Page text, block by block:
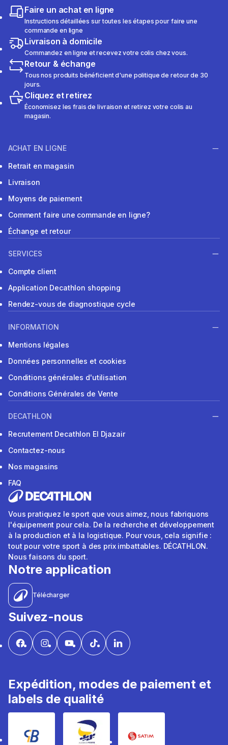
Faire un achat en ligne
Instructions détaillées sur toutes les étapes pour faire une
commande en ligne
Livraison à domicile
Commandez en ligne et recevez votre colis chez vous.
Retour & échange
Tous nos produits bénéficient d'une politique de retour de 30
jours.
Cliquez et retirez
Économisez les frais de livraison et retirez votre colis au
magasin.
ACHAT EN LIGNE
Retrait en magasin
Livraison
Moyens de paiement
Comment faire une commande en ligne?
Échange et retour
SERVICES
Compte client
Application Decathlon shopping
Rendez-vous de diagnostique cycle
INFORMATION
Mentions légales
Données personnelles et cookies
Conditions générales d'utilisation
Conditions Générales de Vente
DECATHLON
Recrutement Decathlon El Djazair
Contactez-nous
Nos magasins
FAQ
Vous pratiquez le sport que vous aimez, nous fabriquons
l'équipement pour cela. De la recherche et développement
à la production et à la logistique. Pour vous, cela signifie :
tout pour votre sport à des prix imbattables. DÉCATHLON.
Nous faisons du sport.
Notre application
Télécharger
Suivez-nous
Expédition, modes de paiement et
labels de qualité